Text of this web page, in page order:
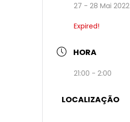
27 - 28 Mai 2022
Expired!
HORA
21:00 - 2:00
LOCALIZAÇÃO